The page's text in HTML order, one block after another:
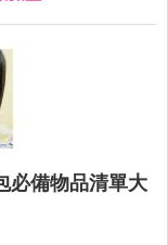
必備物品清單大